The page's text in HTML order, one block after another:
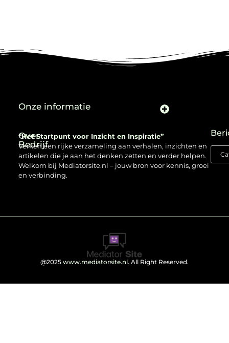
Over
Bedrijf
“Het Startpunt voor Inzicht en Inspiratie”
Verken een rijke verzameling aan verhalen, inzichten en
artikelen die je aan het denken zetten en verder helpen.
Welkom bij Mediatorsite.nl – jouw bron voor kennis, groei
en verbinding.
Onze informatie
@2025 www.mediatorsite.nl. All Right Reserved.